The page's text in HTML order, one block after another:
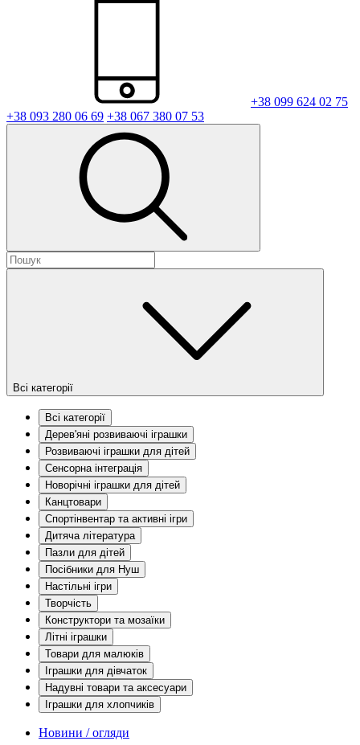
+38 099 624 02 75
+38 093 280 06 69 +38 067 380 07 53
Всі категорії
Всі категорії
Дерев'яні розвиваючі іграшки
Розвиваючі іграшки для дітей
Сенсорна інтеграція
Новорічні іграшки для дітей
Канцтовари
Спортінвентар та активні ігри
Дитяча література
Пазли для дітей
Посібники для Нуш
Настільні ігри
Творчість
Конструктори та мозаїки
Літні іграшки
Товари для малюків
Іграшки для дівчаток
Надувні товари та аксесуари
Іграшки для хлопчиків
Новини / огляди